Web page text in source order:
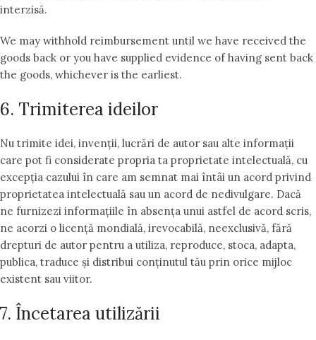
interzisă.
We may withhold reimbursement until we have received the
goods back or you have supplied evidence of having sent back
the goods, whichever is the earliest.
6. Trimiterea ideilor
Nu trimite idei, invenții, lucrări de autor sau alte informații
care pot fi considerate propria ta proprietate intelectuală, cu
excepția cazului în care am semnat mai întâi un acord privind
proprietatea intelectuală sau un acord de nedivulgare. Dacă
ne furnizezi informațiile în absența unui astfel de acord scris,
ne acorzi o licență mondială, irevocabilă, neexclusivă, fără
drepturi de autor pentru a utiliza, reproduce, stoca, adapta,
publica, traduce și distribui conținutul tău prin orice mijloc
existent sau viitor.
7. Încetarea utilizării